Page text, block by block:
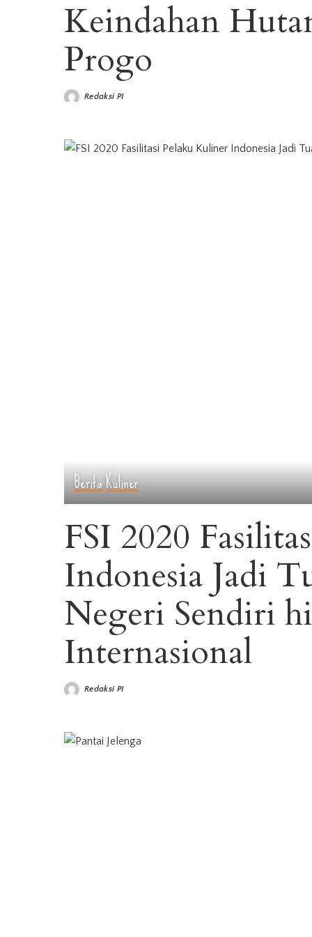
Keindahan
Progo
PostedRedaksi PI
BeritaKuliner
FSI 2020
Indonesia Jadi
Negeri Sendiri
Internasional
PostedRedaksi PI